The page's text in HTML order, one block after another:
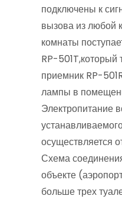
подключены к
вызова из любой
комнаты
RP-501T,который
приемник RP-
лампы в
Электропитание
осуществляется
Схема
объекте
больше трех